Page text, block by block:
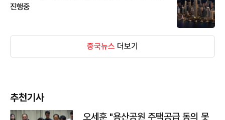
진행중
중국뉴스 더보기
추천기사
오세훈 "용산공원 주택공급 동의 못